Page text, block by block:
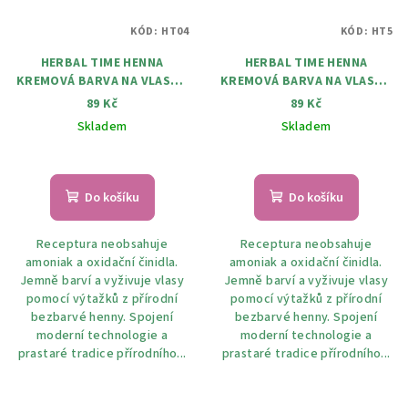
HERBAL TIME HENNA
KREMOVÁ BARVA NA VLASY 4
Višeň 75 ml
89 Kč
Skladem
hodnocení
produktu
z
5
hvězdiček.
Do košíku
Receptura neobsahuje
amoniak a oxidační činidla.
Jemně barví a vyživuje vlasy
pomocí výtažků z přírodní
bezbarvé henny. Spojení
moderní technologie a
prastaré tradice přírodního...
KÓD: HT04
HERBAL TIME HENNA
KREMOVÁ BARVA NA VLASY 5
Kaštan 75 ml
89 Kč
Skladem
Do košíku
Receptura neobsahuje
amoniak a oxidační činidla.
Jemně barví a vyživuje vlasy
pomocí výtažků z přírodní
bezbarvé henny. Spojení
moderní technologie a
prastaré tradice přírodního...
KÓD: HT5